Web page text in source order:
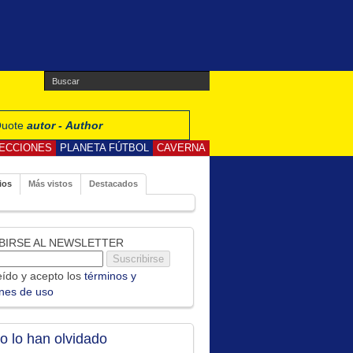
autor - Author
PLANETA FÚTBOL CAVERNA
Más vistos Destacados
AL NEWSLETTER
y acepto los términos y
de uso
lo han olvidado